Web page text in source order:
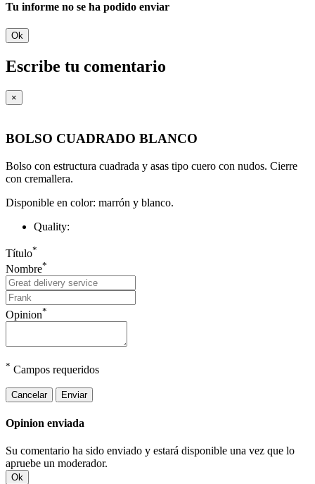
Tu informe no se ha podido enviar
Ok
Escribe tu comentario
×
BOLSO CUADRADO BLANCO
Bolso con estructura cuadrada y asas tipo cuero con nudos. Cierre
con cremallera.
Disponible en color: marrón y blanco.
Quality:
Título*
Nombre*
Opinion*
* Campos requeridos
Cancelar Enviar
Opinion enviada
Su comentario ha sido enviado y estará disponible una vez que lo
apruebe un moderador.
Ok